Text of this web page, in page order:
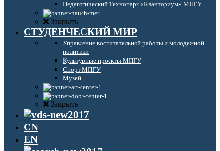
Педагогический Технопарк «Кванториум» МПГУ
Закрыть
СТУДЕНЧЕСКИЙ МИР
Управление воспитательной работы и молодежной
политики
Культурные проекты МПГУ
Спорт МПГУ
Музей
Закрыть
CN
EN